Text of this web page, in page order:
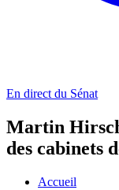
En direct du Sénat
Martin
des cabinets
Accueil